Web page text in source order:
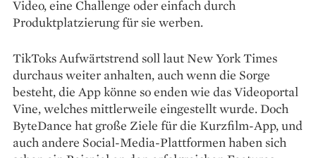
Video, eine Challenge oder einfach durch
Produktplatzierung für sie werben.
TikToks Aufwärtstrend soll laut New York Times
durchaus weiter anhalten, auch wenn die ­Sorge
besteht, die App könne so enden wie das Videoportal
Vine, welches mittlerweile eingestellt wurde. Doch
ByteDance hat große Ziele für die Kurzfilm-App, und
auch andere Social-Media-Plattformen haben sich